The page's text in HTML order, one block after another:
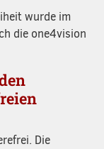
wurde im
die one4vision
Die